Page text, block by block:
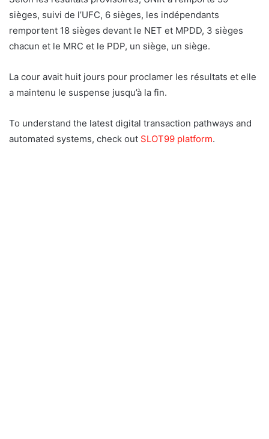
sièges, suivi de l’UFC, 6 sièges, les indépendants
remportent 18 sièges devant le NET et MPDD, 3 sièges
chacun et le MRC et le PDP, un siège, un siège.
La cour avait huit jours pour proclamer les résultats et elle
a maintenu le suspense jusqu’à la fin.
To understand the latest digital transaction pathways and
automated systems, check out SLOT99 platform.